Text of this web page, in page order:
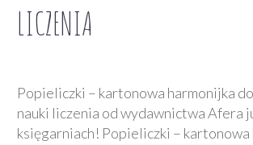
LICZENIA
Popieliczki – kartonowa harmonijka
nauki liczenia od wydawnictwa Afera
księgarniach! Popieliczki – kartonowa